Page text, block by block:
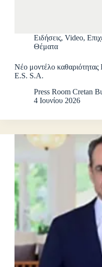
Ειδήσεις, Video,
Θέματα
Νέο μοντέλο
E.S. S.A.
Press Room Cretan
4 Ιουνίου 2026